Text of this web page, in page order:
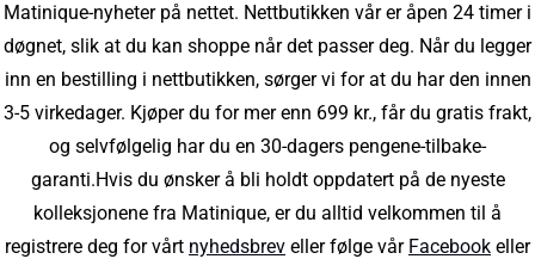
Matinique-nyheter på nettet. Nettbutikken vår er åpen 24 timer i
døgnet, slik at du kan shoppe når det passer deg. Når du legger
inn en bestilling i nettbutikken, sørger vi for at du har den innen
3-5 virkedager. Kjøper du for mer enn 699 kr., får du gratis frakt,
og selvfølgelig har du en 30-dagers pengene-tilbake-
garanti.Hvis du ønsker å bli holdt oppdatert på de nyeste
kolleksjonene fra Matinique, er du alltid velkommen til å
registrere deg for vårt nyhedsbrev eller følge vår Facebook eller